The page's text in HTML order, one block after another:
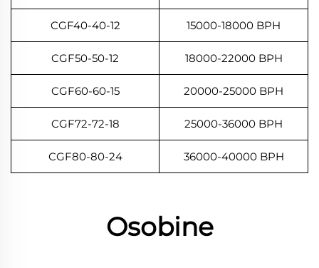
CGF40-40-12 15000-18000 BPH
CGF50-50-12 18000-22000 BPH
CGF60-60-15 20000-25000 BPH
CGF72-72-18 25000-36000 BPH
CGF80-80-24 36000-40000 BPH
Osobine